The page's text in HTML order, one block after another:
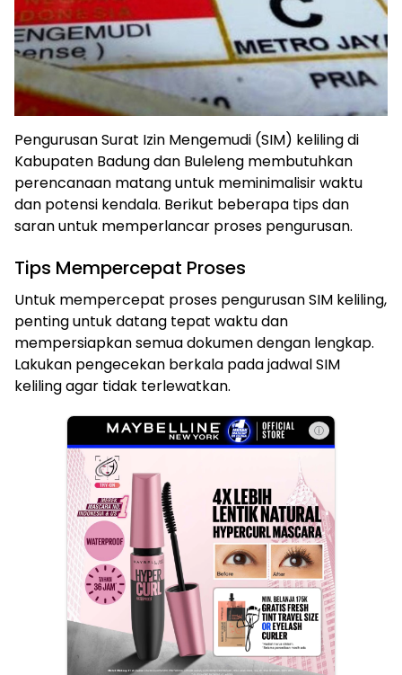
Pengurusan Surat Izin Mengemudi (SIM) keliling di
Kabupaten Badung dan Buleleng membutuhkan
perencanaan matang untuk meminimalisir waktu
dan potensi kendala. Berikut beberapa tips dan
saran untuk memperlancar proses pengurusan.
Tips Mempercepat Proses
Untuk mempercepat proses pengurusan SIM keliling,
penting untuk datang tepat waktu dan
mempersiapkan semua dokumen dengan lengkap.
Lakukan pengecekan berkala pada jadwal SIM
keliling agar tidak terlewatkan.
ⓘ